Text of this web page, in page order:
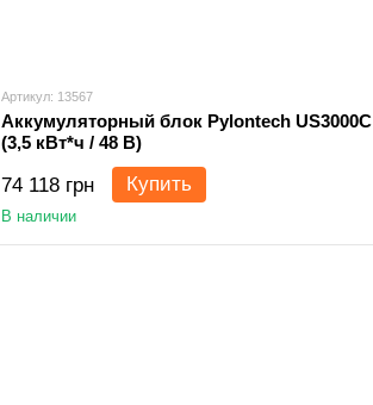
Артикул: 13567
Аккумуляторный блок Pylontech US3000C
(3,5 кВт*ч / 48 В)
74 118 грн Купить
В наличии